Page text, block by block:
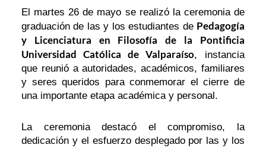
El martes 26 de mayo se realizó la ceremonia de
graduación de las y los estudiantes de Pedagogía
y Licenciatura en Filosofía de la Pontificia
Universidad Católica de Valparaíso, instancia
que reunió a autoridades, académicos, familiares
y seres queridos para conmemorar el cierre de
una importante etapa académica y personal.
La ceremonia destacó el compromiso, la
dedicación y el esfuerzo desplegado por las y los